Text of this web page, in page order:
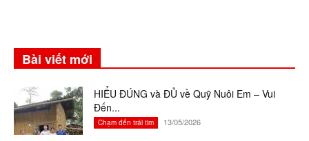
Bài viết mới
HIỂU ĐÚNG và ĐỦ về Quỹ Nuôi Em – Vui
Đến...
Chạm đến trái tim 13/05/2026